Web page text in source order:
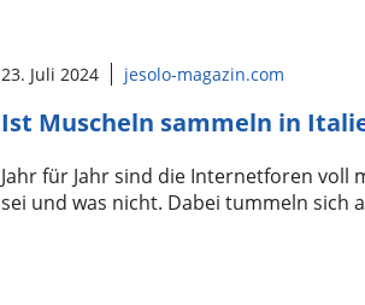
23. Juli 2024 jesolo-magazin.com
Ist Muscheln sammeln in
Jahr für Jahr sind die Internetforen voll
sei und was nicht. Dabei tummeln sich